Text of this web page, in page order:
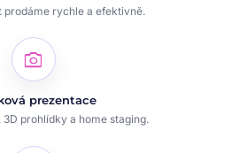
prodáme rychle a efektivně.
photo_camera
prezentace
3D prohlídky a home staging.